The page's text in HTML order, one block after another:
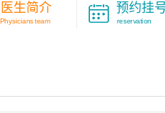
医生简介
Physicians team
预约挂
reservation